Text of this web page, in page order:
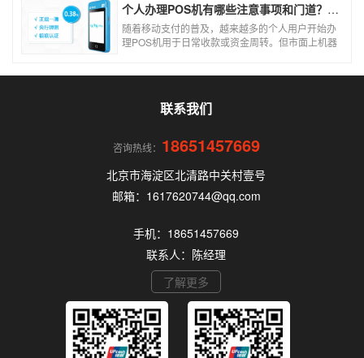
个人办理POS机有哪些注意事项和门道？（2026最新避坑指南）
随着移动支付的普及，越来越多的个人用户开始办
理POS机用于日常收款或资金周转。但市面上机器
联系我们
咨询热线： 18651457669
北京市海淀区北清路中关村壹号
邮箱：1617620744@qq.com
手机：18651457669
联系人：陈经理
了解更多